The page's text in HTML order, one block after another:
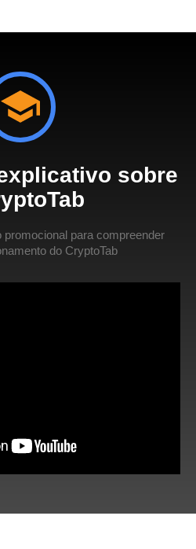
sobre
promocional para compreender
do CryptoTab